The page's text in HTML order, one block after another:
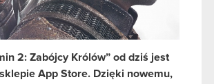
2: Zabójcy Królów” od dziś jest
App Store. Dzięki nowemu,